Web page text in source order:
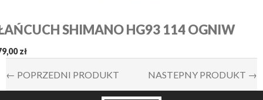
SHIMANO HG93 114 OGNIW
zł
← POPRZEDNI PRODUKT NASTEPNY PRODUKT →